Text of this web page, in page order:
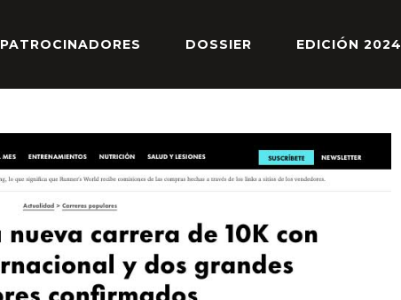
PATROCINADORES DOSSIER EDICIÓN 2024